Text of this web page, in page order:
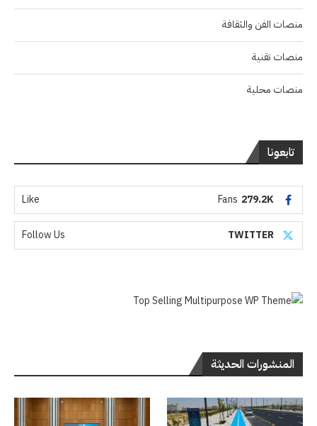
منصات الفن والثقافة
منصات تقنية
منصات محلية
تابعونا
279.2K
Fans
Like
TWITTER
Follow Us
المنشورات الحديثة